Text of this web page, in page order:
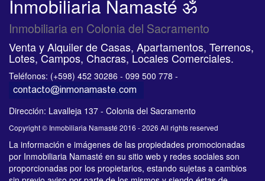
Inmobiliaria Namasté ॐ
Inmobiliaria en Colonia del Sacramento
Venta y Alquiler de Casas, Apartamentos, Terrenos,
Lotes, Campos, Chacras, Locales Comerciales.
Teléfonos: (+598) 452 30286 - 099 500 778 -
Dirección: Lavalleja 137 - Colonia del Sacramento
Copyright © Inmobiliaria Namasté 2016 - 2026 All rights reserved
La información e imágenes de las propiedades promocionadas
por Inmobiliaria Namasté en su sitio web y redes sociales son
proporcionadas por los propietarios, estando sujetas a cambios